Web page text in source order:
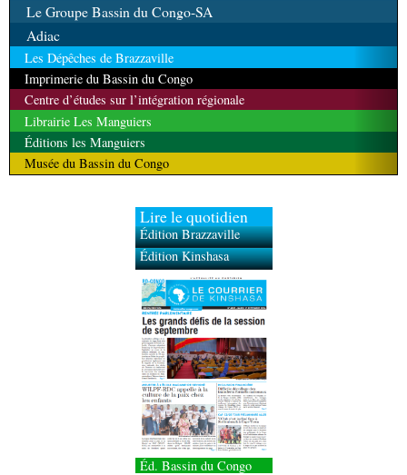
Le Groupe Bassin du Congo-SA
Adiac
Les Dépêches de Brazzaville
Imprimerie du Bassin du Congo
Centre d’études sur l’intégration régionale
Librairie Les Manguiers
Éditions les Manguiers
Musée du Bassin du Congo
Lire le quotidien
Édition Brazzaville
Édition Kinshasa
Éd. Bassin du Congo